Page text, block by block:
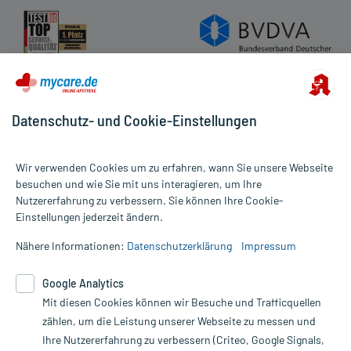
Alle Preise gelten inkl. MwSt., ggf. zzgl. Versandkosten
Informationen auf dieser Website werden ausschließlich für
die Untersuchung und Behandlung durch einen Arzt. Bitte
Therapien eingeleitet werden können. | Diese Webseite benutzt
Google Analytics. Lesen Sie bitte dazu die wichtigen Hinweise in
unserer Datenschutzerklärung. Für den Widerruf einer Bestellung
nutzen Sie das Formular:
Datenschutz- und Cookie-Einstellungen
Wir verwenden Cookies um zu erfahren, wann Sie unsere Webseite
besuchen und wie Sie mit uns interagieren, um Ihre
Nutzererfahrung zu verbessern. Sie können Ihre Cookie-
Einstellungen jederzeit ändern.
Nähere Informationen: Datenschutzerklärung Impressum
Google Analytics
Mit diesen Cookies können wir Besuche und Trafficquellen
zählen, um die Leistung unserer Webseite zu messen und
Ihre Nutzererfahrung zu verbessern (Criteo, Google Signals,